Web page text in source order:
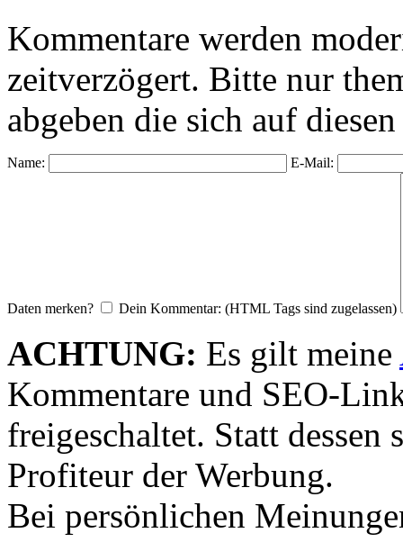
Kommentare werden
zeitverzögert. Bitte nur
abgeben die sich auf
Name: E-Mail:
Daten merken? Dein Kommentar: (HTML Tags sind zugelassen)
ACHTUNG: Es gilt meine
Kommentare und SEO-
freigeschaltet. Statt dessen
Profiteur der Werbung.
Bei persönlichen